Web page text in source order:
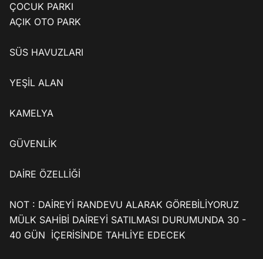
ÇOCUK PARKI
AÇIK OTO PARK
SÜS HAVUZLARI
YEŞİL ALAN
KAMELYA
GÜVENLİK
DAİRE ÖZELLİĞİ
NOT : DAİREYİ RANDEVU ALARAK GÖREBİLİYORUZ
MÜLK SAHİBİ DAİREYİ SATILMASI DURUMUNDA 30 -
40 GÜN  İÇERİSİNDE TAHLİYE EDECEK